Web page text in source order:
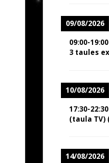
09/08/2026
09:00-19:00
3 taules
10/08/2026
17:30-22:30
(taula TV)
14/08/2026